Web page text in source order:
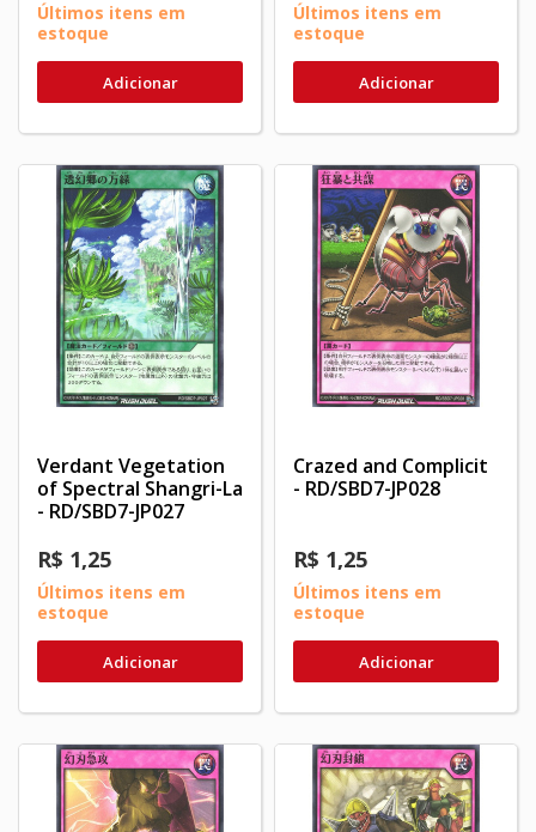
Últimos itens em
estoque
Adicionar
Últimos itens em
estoque
Adicionar
Verdant Vegetation
of Spectral Shangri-La
- RD/SBD7-JP027
R$ 1,25
Últimos itens em
estoque
Adicionar
Crazed and Complicit
- RD/SBD7-JP028
R$ 1,25
Últimos itens em
estoque
Adicionar